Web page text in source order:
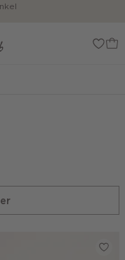
Apple pay & creditcard